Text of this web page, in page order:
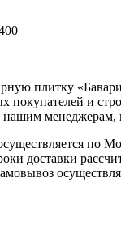
плитку
и
менеджерам,
по
доставки